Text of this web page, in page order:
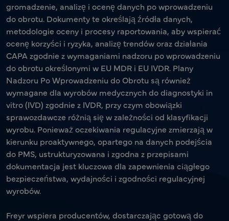
gromadzenie, analizę i ocenę danych po wprowadzeniu
do obrotu. Dokumenty te określają źródła danych,
metodologie oceny i procesy raportowania, aby wspierać
ocenę korzyści i ryzyka, analizę trendów oraz działania
CAPA zgodnie z wymaganiami nadzoru po wprowadzeniu
do obrotu określonymi w EU MDR i EU IVDR. Plany
Nadzoru Po Wprowadzeniu do Obrotu są również
wymagane dla wyrobów medycznych do diagnostyki in
vitro (IVD) zgodnie z IVDR, przy czym obowiązki
sprawozdawcze różnią się w zależności od klasyfikacji
wyrobu. Ponieważ oczekiwania regulacyjne zmierzają w
kierunku proaktywnego, opartego na danych podejścia
do PMS, ustrukturyzowana i zgodna z przepisami
dokumentacja jest kluczowa dla zapewnienia ciągłego
bezpieczeństwa, wydajności i zgodności regulacyjnej
wyrobów.
Freyr wspiera producentów, dostarczając gotową do